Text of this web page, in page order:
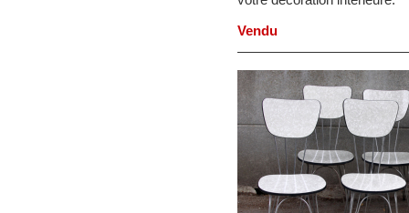
Vendu